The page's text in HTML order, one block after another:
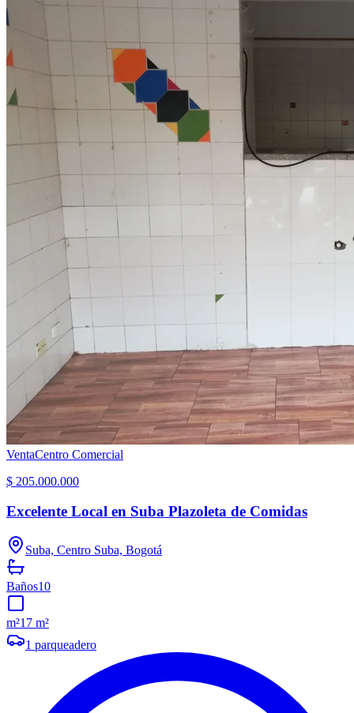
VentaCentro Comercial
$ 205.000.000
Excelente Local en Suba Plazoleta de Comidas
Suba, Centro Suba, Bogotá
Baños10
m²17 m²
1 parqueadero